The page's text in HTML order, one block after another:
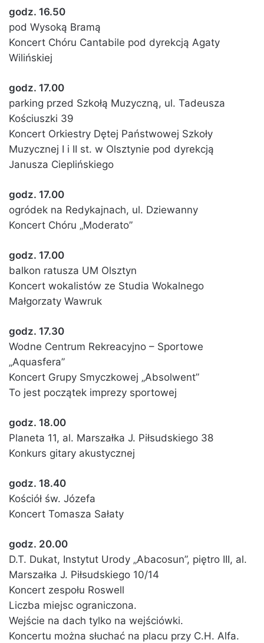
godz. 16.50
pod Wysoką Bramą
Koncert Chóru Cantabile pod dyrekcją Agaty
Wilińskiej
godz. 17.00
parking przed Szkołą Muzyczną, ul. Tadeusza
Kościuszki 39
Koncert Orkiestry Dętej Państwowej Szkoły
Muzycznej I i II st. w Olsztynie pod dyrekcją
Janusza Cieplińskiego
godz. 17.00
ogródek na Redykajnach, ul. Dziewanny
Koncert Chóru „Moderato”
godz. 17.00
balkon ratusza UM Olsztyn
Koncert wokalistów ze Studia Wokalnego
Małgorzaty Wawruk
godz. 17.30
Wodne Centrum Rekreacyjno – Sportowe
„Aquasfera”
Koncert Grupy Smyczkowej „Absolwent”
To jest początek imprezy sportowej
godz. 18.00
Planeta 11, al. Marszałka J. Piłsudskiego 38
Konkurs gitary akustycznej
godz. 18.40
Kościół św. Józefa
Koncert Tomasza Sałaty
godz. 20.00
D.T. Dukat, Instytut Urody „Abacosun”, piętro III, al.
Marszałka J. Piłsudskiego 10/14
Koncert zespołu Roswell
Liczba miejsc ograniczona.
Wejście na dach tylko na wejściówki.
Koncertu można słuchać na placu przy C.H. Alfa.